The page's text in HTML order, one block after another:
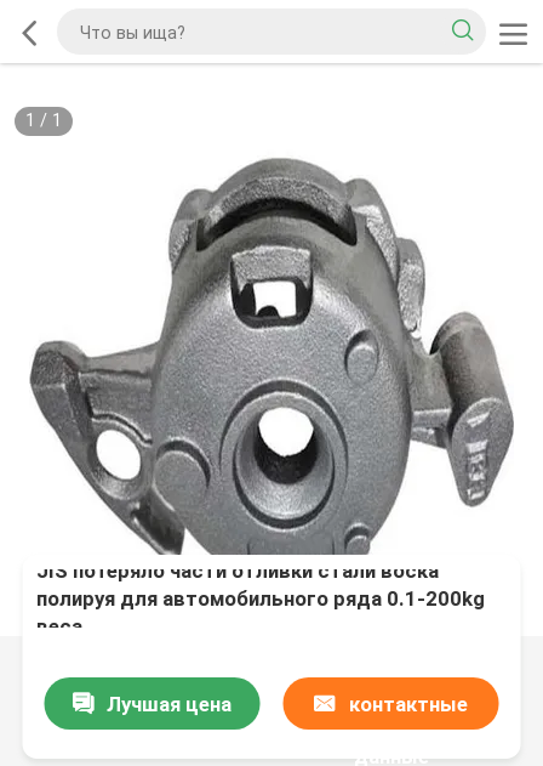
1 / 1
JIS потеряло части отливки стали воска
полируя для автомобильного ряда 0.1-200kg
веса
Лучшая цена контактные
данные